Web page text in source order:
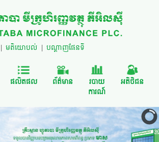
| មតិយោបល់ | បណ្តាញផែនទី
ផលិតផល ព័ត៌មាន
របាយ
ការណ៍
អតិថិជន